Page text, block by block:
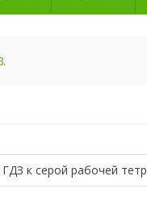
ГДЗ к серой рабочей